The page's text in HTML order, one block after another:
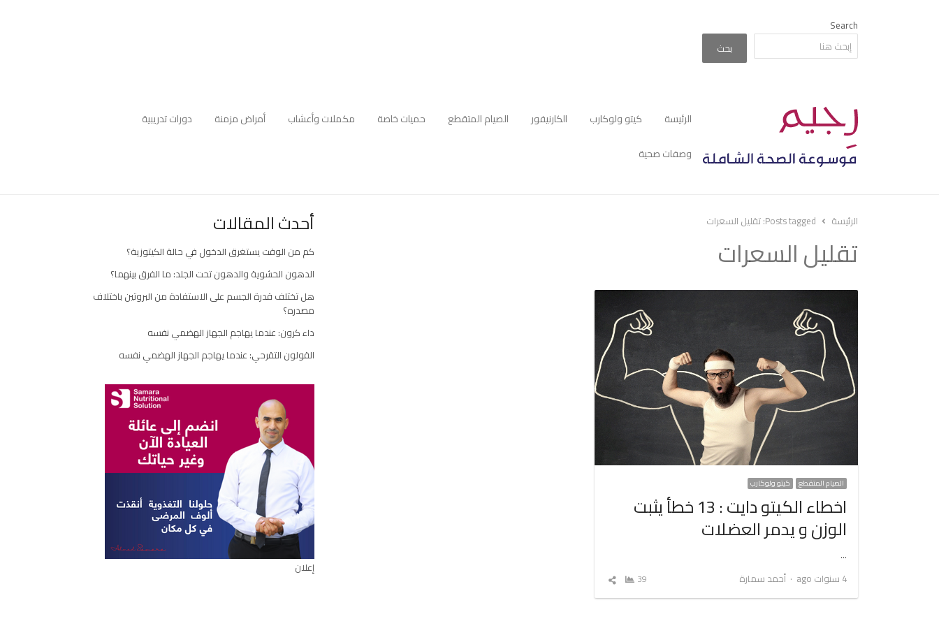
Search
بحث
الرئيسة كيتو ولوكارب الكارنيفور الصيام المتقطع حميات خاصة مكملات وأعشاب أمراض مزمنة
دورات تدريبية
وصفات صحية
الرئيسة Posts tagged: تقليل السعرات
تقليل السعرات
الصيام المتقطع كيتو ولوكارب
اخطاء الكيتو دايت : 13 خطأ يثبت
الوزن و يدمر العضلات
…
4 سنوات ago
Author
أحمد سمارة 39
شارك
أحدث المقالات
كم من الوقت يستغرق الدخول في حالة الكيتوزية؟
الدهون الحشوية والدهون تحت الجلد: ما الفرق بينهما؟
هل تختلف قدرة الجسم على الاستفادة من البروتين باختلاف
مصدره؟
داء كرون: عندما يهاجم الجهاز الهضمي نفسه
القولون التقرحي: عندما يهاجم الجهاز الهضمي نفسه
إعلان